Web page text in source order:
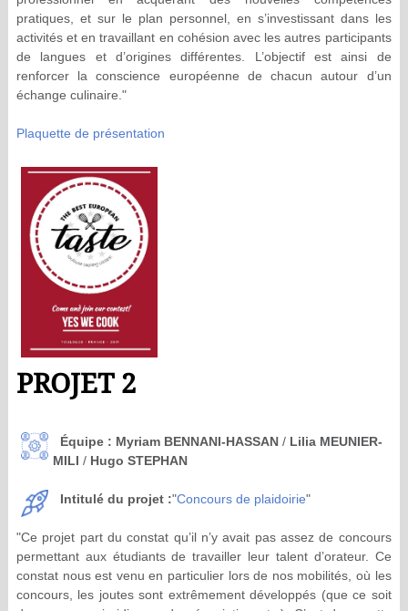
pratiques, et sur le plan personnel, en s’investissant dans les
activités et en travaillant en cohésion avec les autres participants
de langues et d’origines différentes. L’objectif est ainsi de
renforcer la conscience européenne de chacun autour d’un
échange culinaire."
Plaquette de présentation
PROJET 2
Équipe : Myriam BENNANI-HASSAN/ Lilia MEUNIER-
MILI / Hugo STEPHAN
Intitulé du projet :"Concours de plaidoirie"
"Ce projet part du constat qu’il n’y avait pas assez de concours
permettant aux étudiants de travailler leur talent d’orateur. Ce
constat nous est venu en particulier lors de nos mobilités, où les
concours, les joutes sont extrêmement développés (que ce soit